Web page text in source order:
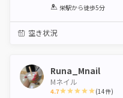
1 2 3 4 5
栄駅から徒歩5分
空き状況
Runa_Mnail
Mネイル
4.7 (14件)